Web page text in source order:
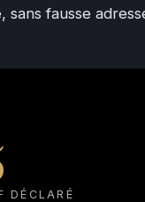
fausse
DÉCLARÉ